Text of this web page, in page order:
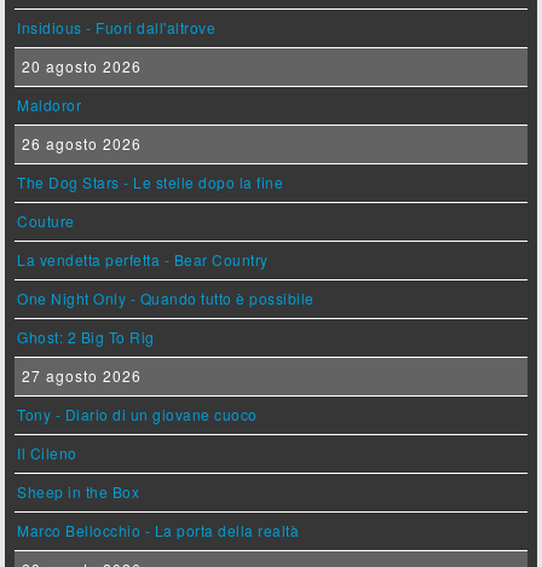
Insidious - Fuori dall'altrove
20 agosto 2026
Maldoror
26 agosto 2026
The Dog Stars - Le stelle dopo la fine
Couture
La vendetta perfetta - Bear Country
One Night Only - Quando tutto è possibile
Ghost: 2 Big To Rig
27 agosto 2026
Tony - Diario di un giovane cuoco
Il Cileno
Sheep in the Box
Marco Bellocchio - La porta della realtà